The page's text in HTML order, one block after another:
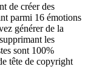
de créer des
parmi 16 émotions
générer de la
les
sont 100%
tête de copyright